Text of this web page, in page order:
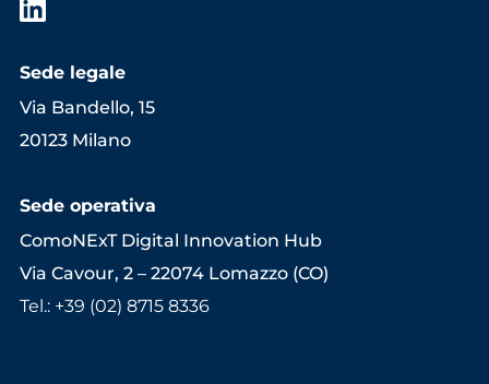
Sede legale
Via Bandello, 15
20123 Milano
Sede operativa
ComoNExT Digital Innovation Hub
Via Cavour, 2 – 22074 Lomazzo (CO)
Tel.: +39 (02) 8715 8336